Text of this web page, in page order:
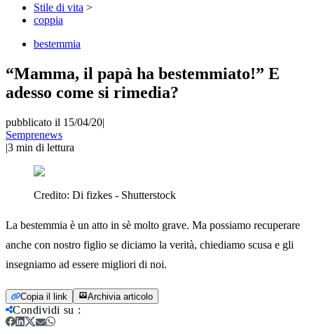
Stile di vita >
coppia
bestemmia
“Mamma, il papà ha bestemmiato!” E
adesso come si rimedia?
pubblicato il 15/04/20|
Semprenews
|3 min di lettura
Credito: Di fizkes - Shutterstock
La bestemmia è un atto in sè molto grave. Ma possiamo recuperare
anche con nostro figlio se diciamo la verità, chiediamo scusa e gli
insegniamo ad essere migliori di noi.
Copia il link Archivia articolo
Condividi su :